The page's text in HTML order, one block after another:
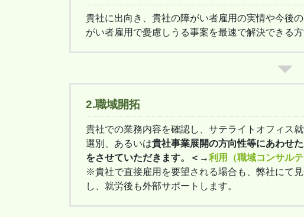
貴社に出向き、貴社の障がい者雇用の実情や今後
がい者雇用で憂慮しうる事案を最速で解決できる方
2.職域開拓
貴社での業務内容を確認し、サテライトオフィス
選別、あるいは貴社事業展開の方向性等にあわせ
をさせていただきます。＜→利用（職域コンサル
※貴社で直接雇用を要望される場合も、弊社にて
し、就労後も外部サポートします。